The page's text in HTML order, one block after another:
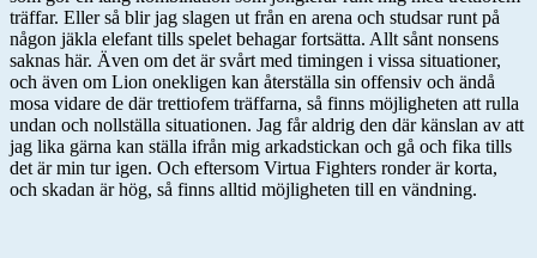
träffar. Eller så blir jag slagen ut från en arena och studsar runt på
någon jäkla elefant tills spelet behagar fortsätta. Allt sånt nonsens
saknas här. Även om det är svårt med timingen i vissa situationer,
och även om Lion onekligen kan återställa sin offensiv och ändå
mosa vidare de där trettiofem träffarna, så finns möjligheten att rulla
undan och nollställa situationen. Jag får aldrig den där känslan av att
jag lika gärna kan ställa ifrån mig arkadstickan och gå och fika tills
det är min tur igen. Och eftersom Virtua Fighters ronder är korta,
och skadan är hög, så finns alltid möjligheten till en vändning.